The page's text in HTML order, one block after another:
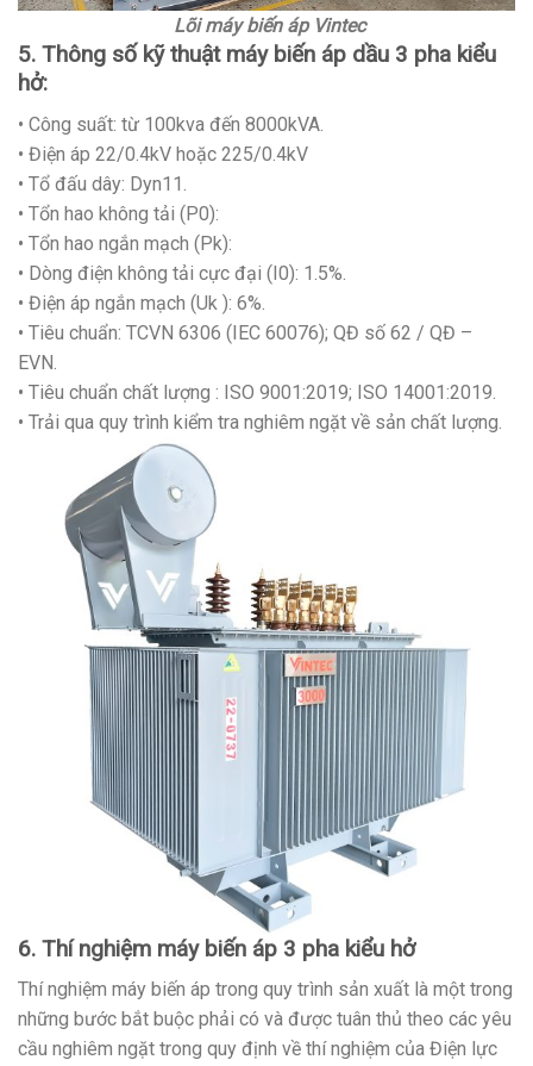
Lõi máy biến áp Vintec
5. Thông số kỹ thuật máy biến áp dầu 3 pha kiểu
hở:
• Công suất: từ 100kva đến 8000kVA.
• Điện áp 22/0.4kV hoặc 225/0.4kV
• Tổ đấu dây: Dyn11.
• Tổn hao không tải (P0):
• Tổn hao ngắn mạch (Pk):
• Dòng điện không tải cực đại (I0): 1.5%.
• Điện áp ngắn mạch (Uk ): 6%.
• Tiêu chuẩn: TCVN 6306 (IEC 60076); QĐ số 62 / QĐ –
EVN.
• Tiêu chuẩn chất lượng : ISO 9001:2019; ISO 14001:2019.
• Trải qua quy trình kiểm tra nghiêm ngặt về sản chất lượng.
6. Thí nghiệm máy biến áp 3 pha kiểu hở
Thí nghiệm máy biến áp trong quy trình sản xuất là một trong
những bước bắt buộc phải có và được tuân thủ theo các yêu
cầu nghiêm ngặt trong quy định về thí nghiệm của Điện lực